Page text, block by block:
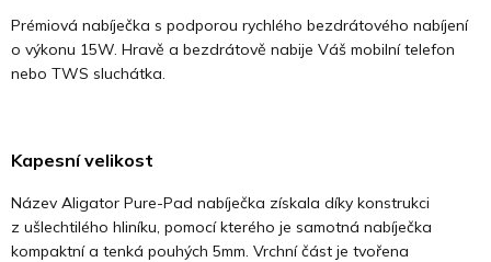
Prémiová nabíječka s podporou rychlého bezdrátového nabíjení
o výkonu 15W. Hravě a bezdrátově nabije Váš mobilní telefon
nebo TWS sluchátka.
Kapesní velikost
Název Aligator Pure-Pad nabíječka získala díky konstrukci
z ušlechtilého hliníku, pomocí kterého je samotná nabíječka
kompaktní a tenká pouhých 5mm. Vrchní část je tvořena